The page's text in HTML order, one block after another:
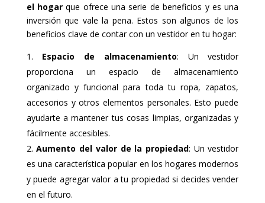
el hogar que ofrece una serie de beneficios y es una
inversión que vale la pena. Estos son algunos de los
beneficios clave de contar con un vestidor en tu hogar:
Espacio de almacenamiento: Un vestidor
proporciona un espacio de almacenamiento
organizado y funcional para toda tu ropa, zapatos,
accesorios y otros elementos personales. Esto puede
ayudarte a mantener tus cosas limpias, organizadas y
fácilmente accesibles.
Aumento del valor de la propiedad: Un vestidor
es una característica popular en los hogares modernos
y puede agregar valor a tu propiedad si decides vender
en el futuro.